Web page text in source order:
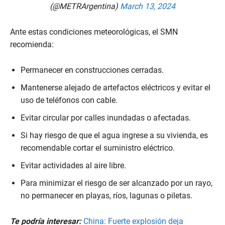
(@METRArgentina) March 13, 2024
Ante estas condiciones meteorológicas, el SMN
recomienda:
Permanecer en construcciones cerradas.
Mantenerse alejado de artefactos eléctricos y evitar el
uso de teléfonos con cable.
Evitar circular por calles inundadas o afectadas.
Si hay riesgo de que el agua ingrese a su vivienda, es
recomendable cortar el suministro eléctrico.
Evitar actividades al aire libre.
Para minimizar el riesgo de ser alcanzado por un rayo,
no permanecer en playas, ríos, lagunas o piletas.
Te podría interesar: China: Fuerte explosión deja